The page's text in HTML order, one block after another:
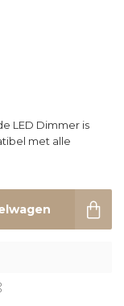
LED Dimmer is
met alle